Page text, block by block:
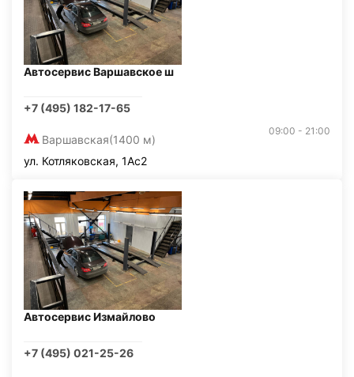
Автосервис Варшавское ш
+7 (495) 182-17-65
Варшавская(1400 м)
09:00 - 21:00
ул. Котляковская, 1Ас2
Автосервис Измайлово
+7 (495) 021-25-26